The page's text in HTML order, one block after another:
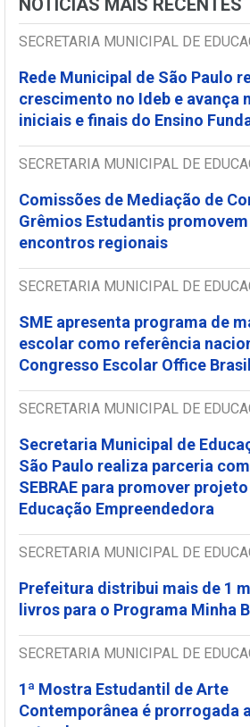
NOTÍCIAS MAIS RECENTES
SECRETARIA MUNICIPAL DE
Rede Municipal de São Paulo
crescimento no Ideb e avança
iniciais e finais do Ensino
SECRETARIA MUNICIPAL DE
Comissões de Mediação de
Grêmios Estudantis promovem
encontros regionais
SECRETARIA MUNICIPAL DE
SME apresenta programa de
escolar como referência
Congresso Escolar Office Brasil
SECRETARIA MUNICIPAL DE
Secretaria Municipal de
São Paulo realiza parceria
SEBRAE para promover
Educação Empreendedora
SECRETARIA MUNICIPAL DE
Prefeitura distribui mais de 1
livros para o Programa Minha
SECRETARIA MUNICIPAL DE
1ª Mostra Estudantil de Arte
Contemporânea é prorrogada